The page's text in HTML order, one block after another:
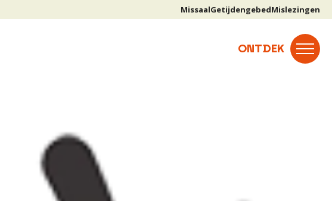
MissaalGetijdengebedMislezingen